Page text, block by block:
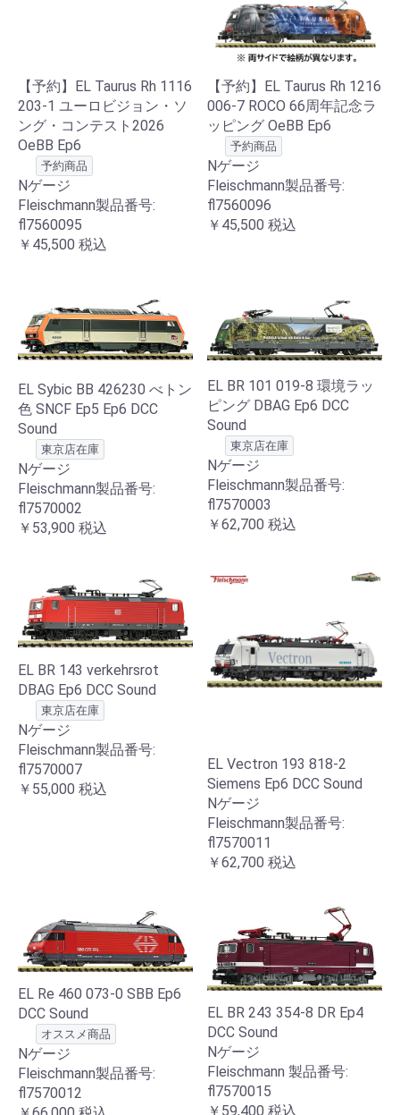
【予約】EL Taurus Rh 1116
203-1 ユーロビジョン・ソ
ング・コンテスト2026
OeBB Ep6
予約商品
Nゲージ
Fleischmann製品番号:
fl7560095
￥45,500 税込
【予約】EL Taurus Rh 1216
006-7 ROCO 66周年記念ラ
ッピング OeBB Ep6
予約商品
Nゲージ
Fleischmann製品番号:
fl7560096
￥45,500 税込
EL Sybic BB 426230 べトン
色 SNCF Ep5 Ep6 DCC
Sound
東京店在庫
Nゲージ
Fleischmann製品番号:
fl7570002
￥53,900 税込
EL BR 101 019-8 環境ラッ
ピング DBAG Ep6 DCC
Sound
東京店在庫
Nゲージ
Fleischmann製品番号:
fl7570003
￥62,700 税込
EL BR 143 verkehrsrot
DBAG Ep6 DCC Sound
東京店在庫
Nゲージ
Fleischmann製品番号:
fl7570007
￥55,000 税込
EL Vectron 193 818-2
Siemens Ep6 DCC Sound
Nゲージ
Fleischmann製品番号:
fl7570011
￥62,700 税込
EL Re 460 073-0 SBB Ep6
DCC Sound
オススメ商品
Nゲージ
Fleischmann製品番号:
fl7570012
EL BR 243 354-8 DR Ep4
DCC Sound
Nゲージ
Fleischmann 製品番号:
fl7570015
￥59,400 税込